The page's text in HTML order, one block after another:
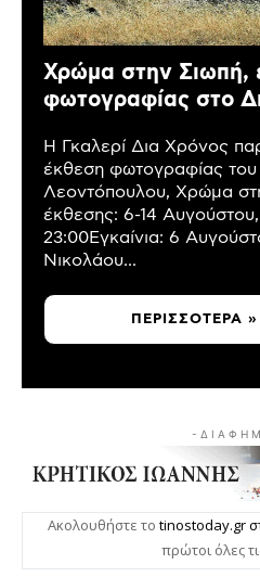
Χρώμα στην Σιωπή,
φωτογραφίας στο
Η Γκαλερί Δια Χρόνος
έκθεση φωτογραφίας του
Λεοντόπουλου, Χρώμα
έκθεσης: 6-14
23:00Εγκαίνια: 6
Νικολάου...
ΠΕΡΙΣΣΌΤΕΡΑ »
- Δ Ι Α Φ Η Μ
Ακολουθήστε το tinostoday.gr
πρώτοι όλες